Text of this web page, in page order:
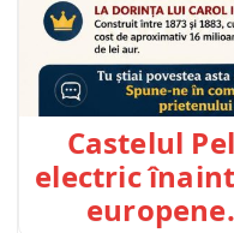
Castelul
electric